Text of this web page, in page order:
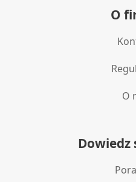
O
O
Dowiedz